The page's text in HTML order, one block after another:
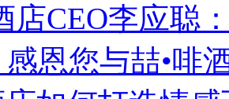
店CEO李应聪
感恩您与喆•啡